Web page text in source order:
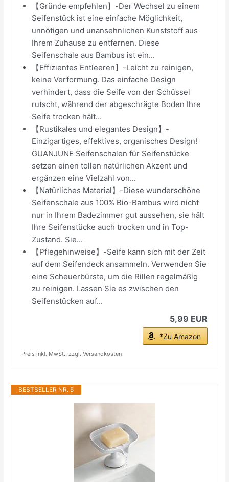
【Gründe empfehlen】-Der Wechsel zu einem
Seifenstück ist eine einfache Möglichkeit,
unnötigen und unansehnlichen Kunststoff aus
Ihrem Zuhause zu entfernen. Diese
Seifenschale aus Bambus ist ein...
【Effizientes Entleeren】-Leicht zu reinigen,
keine Verformung. Das einfache Design
verhindert, dass die Seife von der Schüssel
rutscht, während der abgeschrägte Boden Ihre
Seife trocken hält...
【Rustikales und elegantes Design】-
Einzigartiges, effektives, organisches Design!
GUANJUNE Seifenschalen für Seifenstücke
setzen einen tollen natürlichen Akzent und
ergänzen eine Vielzahl von...
【Natürliches Material】-Diese wunderschöne
Seifenschale aus 100% Bio-Bambus wird nicht
nur in Ihrem Badezimmer gut aussehen, sie hält
Ihre Seifenstücke auch trocken und in Top-
Zustand. Sie...
【Pflegehinweise】-Seife kann sich mit der Zeit
auf dem Seifendeck ansammeln. Verwenden Sie
eine Scheuerbürste, um die Rillen regelmäßig
zu reinigen. Lassen Sie es zwischen den
Seifenstücken auf...
5,99 EUR
*Zu Amazon
Preis inkl. MwSt., zzgl. Versandkosten
BESTSELLER NR. 5